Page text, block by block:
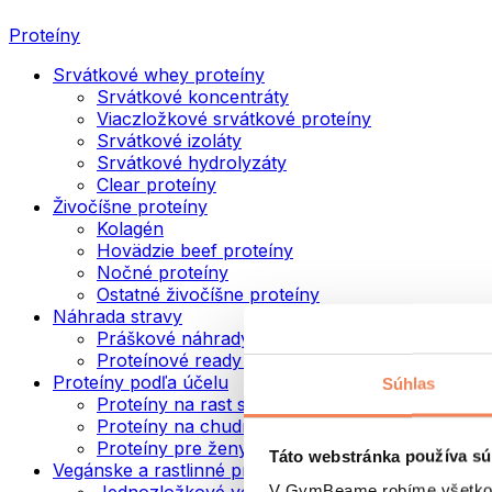
Súhlas
Táto webstránka používa
Proteíny
Srvátkové whey proteíny
Srvátkové koncentráty
Viaczložkové srvátkové proteíny
Srvátkové izoláty
Srvátkové hydrolyzáty
Clear proteíny
Živočíšne proteíny
Kolagén
Hovädzie beef proteíny
Nočné proteíny
Ostatné živočíšne proteíny
Náhrada stravy
Práškové náhrady stravy
Proteínové ready to drink nápoje
Proteíny podľa účelu
Proteíny na rast svalov
Proteíny na chudnutie
Proteíny pre ženy
Vegánske a rastlinné proteíny